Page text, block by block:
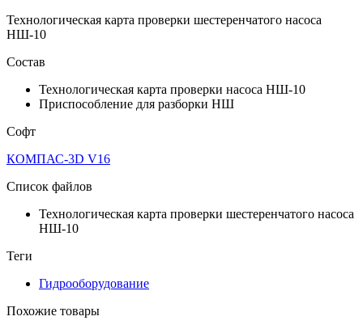
Технологическая карта проверки шестеренчатого насоса
НШ-10
Состав
Технологическая карта проверки насоса НШ-10
Приспособление для разборки НШ
Софт
КОМПАС-3D V16
Список файлов
Технологическая карта проверки шестеренчатого насоса
НШ-10
Теги
Гидрооборудование
Похожие товары